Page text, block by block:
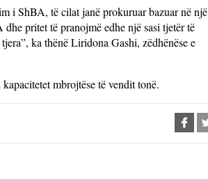
i ShBA, të cilat janë prokuruar bazuar në një
pritet të pranojmë edhe një sasi tjetër të
ka thënë Liridona Gashi, zëdhënëse e
mbrojtëse të vendit tonë.